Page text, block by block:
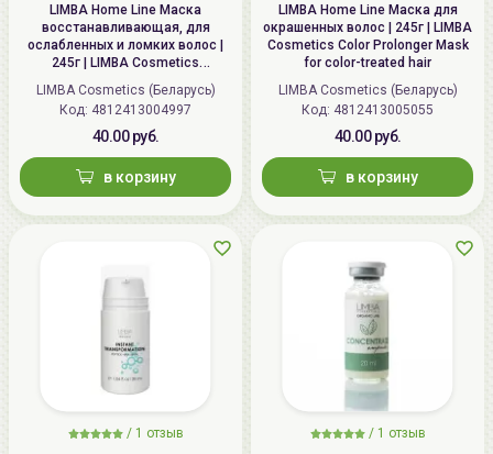
LIMBA Home Line Маска
восстанавливающая, для
ослабленных и ломких волос |
245г | LIMBA Cosmetics
Rejuvenating Mask for weak and
brittle hair
LIMBA Cosmetics (Беларусь)
Код: 4812413004997
40.00 руб.
в корзину
LIMBA Home Line Маска для
окрашенных волос | 245г | LIMBA
Cosmetics Color Prolonger Mask
for color-treated hair
LIMBA Cosmetics (Беларусь)
Код: 4812413005055
40.00 руб.
в корзину
/ 1 отзыв
/ 1 отзыв